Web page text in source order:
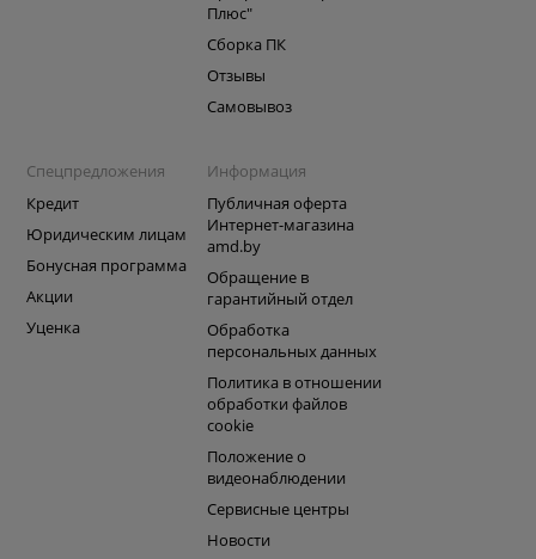
Плюс"
Сборка ПК
Отзывы
Самовывоз
Спецпредложения
Кредит
Юридическим лицам
Бонусная программа
Акции
Уценка
Информация
Публичная оферта
Интернет-магазина
amd.by
Обращение в
гарантийный отдел
Обработка
персональных данных
Политика в отношении
обработки файлов
cookie
Положение о
видеонаблюдении
Сервисные центры
Новости